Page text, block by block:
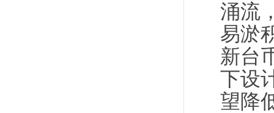
涌流
易淤
新台
下设
望降